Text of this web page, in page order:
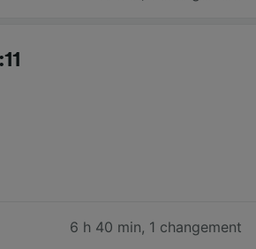
6 h 40 min, 1 changement